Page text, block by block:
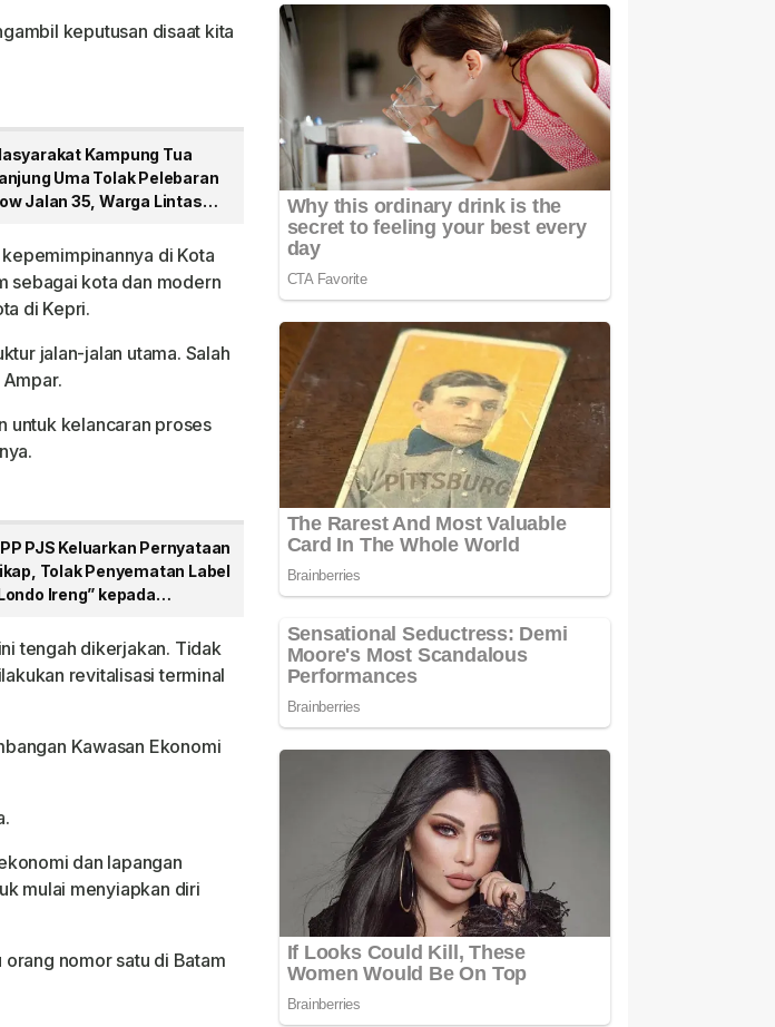
keputusan disaat kita
Kampung Tua
Uma Tolak Pelebaran
Jalan 35, Warga Lintas
Ilahi
di Kota
sebagai kota dan modern
di Kepri.
jalan-jalan utama. Salah
untuk kelancaran proses
PJS Keluarkan Pernyataan
Tolak Penyematan Label
Ireng” kepada
tengah dikerjakan. Tidak
revitalisasi terminal
Kawasan Ekonomi
dan lapangan
mulai menyiapkan diri
nomor satu di Batam